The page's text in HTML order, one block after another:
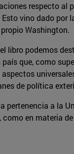
respecto al
vino dado
Washington.
libro podemos
que, como
de política
pertenencia a la
en materia